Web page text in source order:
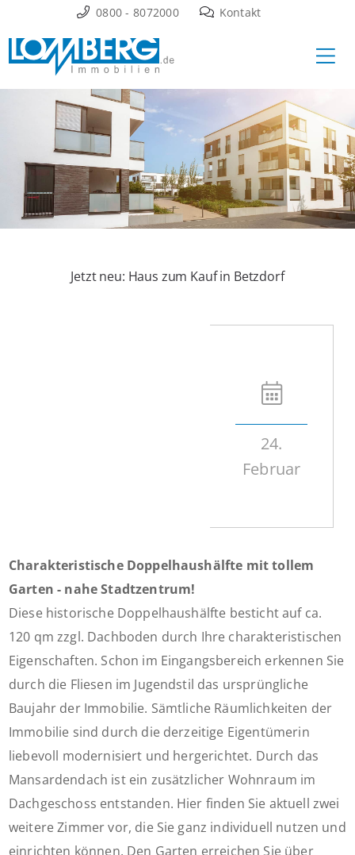
Inhalt
springen
0800 - 8072000 Kontakt
Jetzt neu: Haus zum Kauf in Betzdorf
24.
Februar
Charakteristische Doppelhaushälfte mit tollem
Garten - nahe Stadtzentrum!
Diese historische Doppelhaushälfte besticht auf ca.
120 qm zzgl. Dachboden durch Ihre charakteristischen
Eigenschaften. Schon im Eingangsbereich erkennen Sie
durch die Fliesen im Jugendstil das ursprüngliche
Baujahr der Immobilie. Sämtliche Räumlichkeiten der
Immobilie sind durch die derzeitige Eigentümerin
liebevoll modernisiert und hergerichtet. Durch das
Mansardendach ist ein zusätzlicher Wohnraum im
Dachgeschoss entstanden. Hier finden Sie aktuell zwei
weitere Zimmer vor, die Sie ganz individuell nutzen und
einrichten können. Den Garten erreichen Sie über